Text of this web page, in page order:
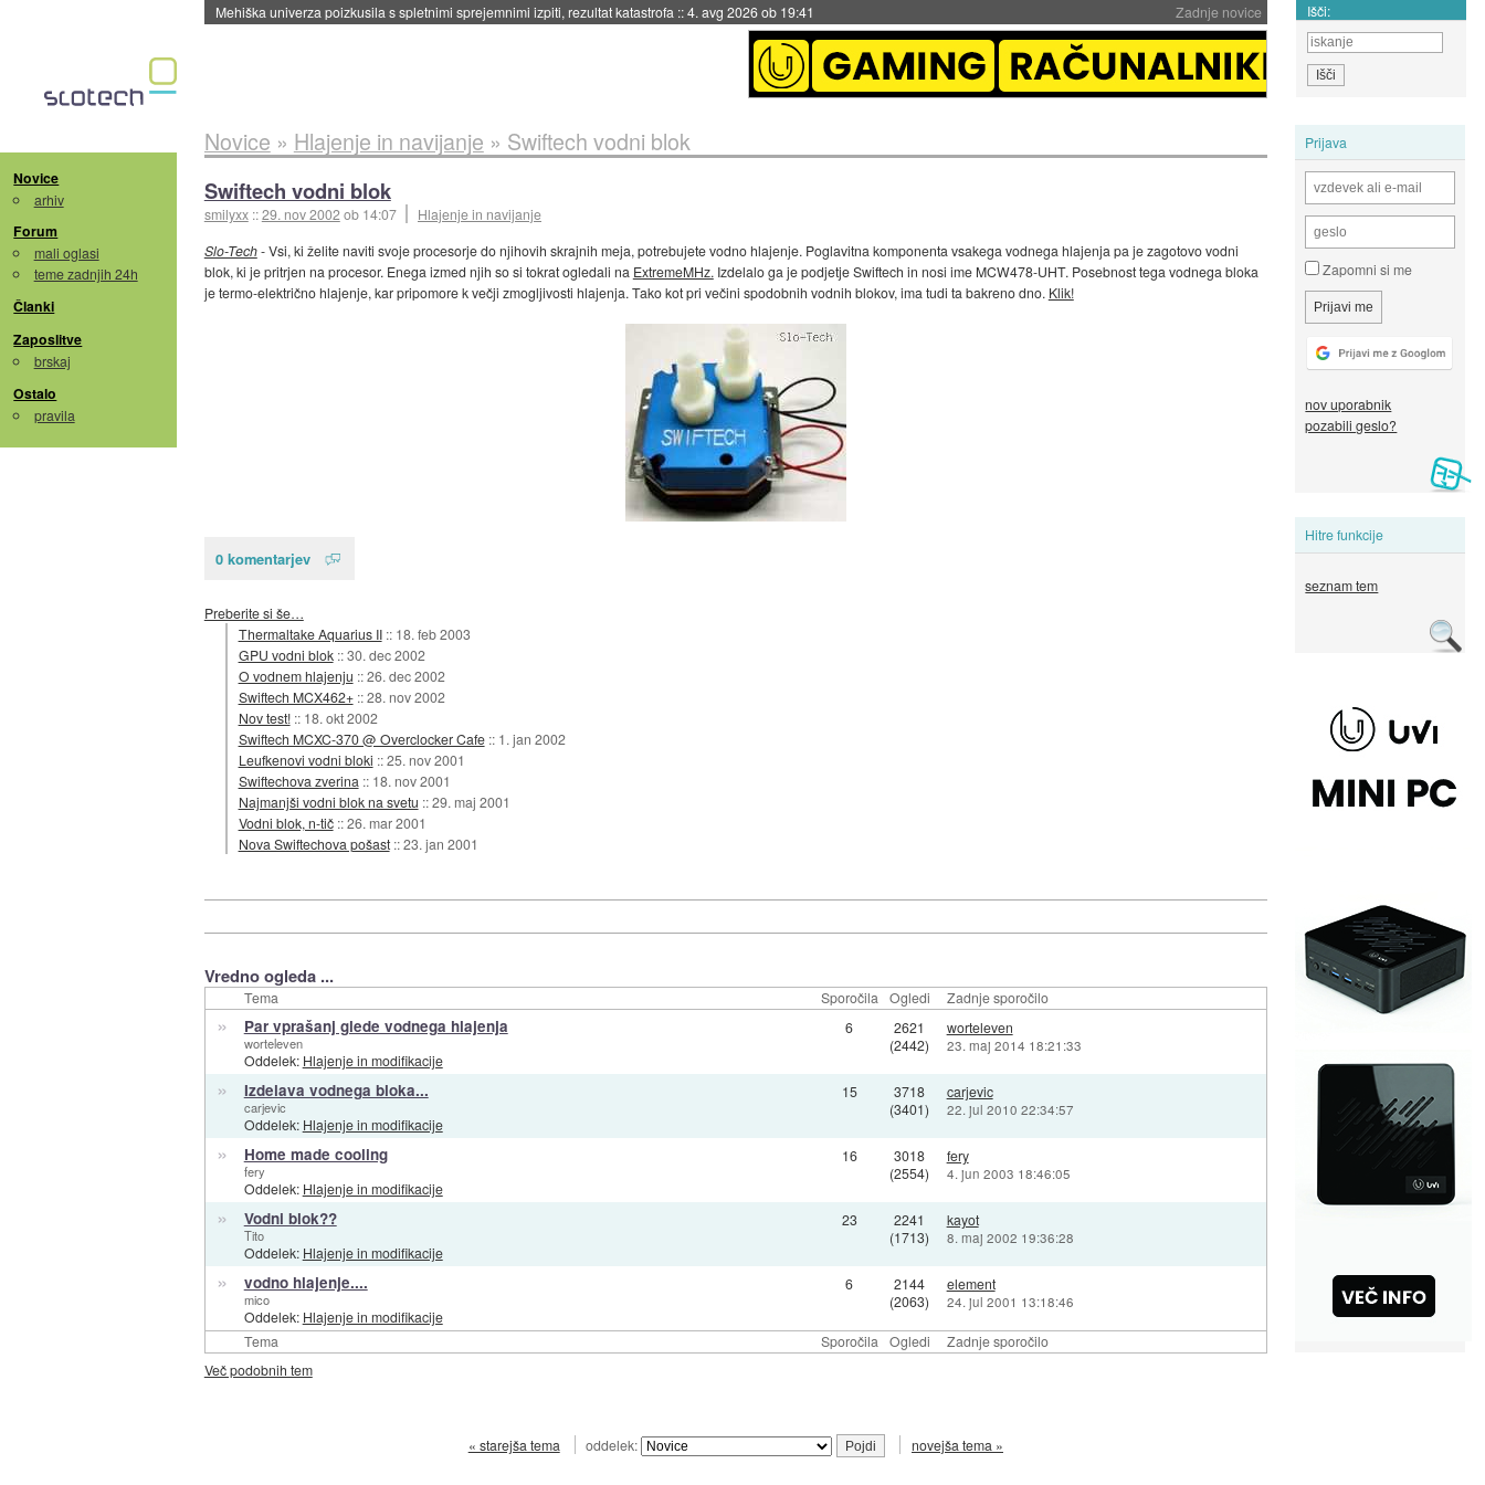
Zadnje novice
Mehiška univerza poizkusila s spletnimi sprejemnimi izpiti, rezultat katastrofa ::4. avg 2026 ob 19:41 Išči:
Novice
arhiv
Forum
mali oglasi
teme zadnjih 24h
Članki
Zaposlitve
brskaj
Ostalo
pravila
Prijava
Zapomni si me
nov uporabnik
pozabili geslo?
Hitre funkcije
seznam tem
Novice » Hlajenje in navijanje » Swiftech vodni blok
Swiftech vodni blok
smilyxx ::29. nov 2002ob 14:07
Hlajenje in navijanje
Slo-Tech- Vsi, ki želite naviti svoje procesorje do njihovih skrajnih meja, potrebujete vodno hlajenje. Poglavitna komponenta vsakega vodnega hlajenja pa je zagotovo vodni
blok, ki je pritrjen na procesor. Enega izmed njih so si tokrat ogledali na ExtremeMHz. Izdelalo ga je podjetje Swiftech in nosi ime MCW478-UHT. Posebnost tega vodnega bloka
je termo-električno hlajenje, kar pripomore k večji zmogljivosti hlajenja. Tako kot pri večini spodobnih vodnih blokov, ima tudi ta bakreno dno. Klik!
0 komentarjev
Preberite si še…
Thermaltake Aquarius II :: 18. feb 2003
GPU vodni blok ::30. dec 2002
O vodnem hlajenju ::26. dec 2002
Swiftech MCX462+ ::28. nov 2002
Nov test! :: 18. okt 2002
Swiftech MCXC-370 @ Overclocker Cafe :: 1. jan 2002
Leufkenovi vodni bloki ::25. nov 2001
Swiftechova zverina :: 18. nov 2001
Najmanjši vodni blok na svetu ::29. maj 2001
Vodni blok, n-tič ::26. mar 2001
Nova Swiftechova pošast ::23. jan 2001
Vredno ogleda ...
Tema Sporočila Ogledi Zadnje sporočilo
Tema Sporočila Ogledi Zadnje sporočilo
» Par vprašanj glede vodnega hlajenja
worteleven
Oddelek: Hlajenje in modifikacije
6
2621
(2442)
worteleven
23. maj 2014 18:21:33
» Izdelava vodnega bloka...
carjevic
Oddelek: Hlajenje in modifikacije
15
3718
(3401)
carjevic
22. jul 2010 22:34:57
» Home made cooling
fery
Oddelek: Hlajenje in modifikacije
16
3018
(2554)
fery
4. jun 2003 18:46:05
» Vodni blok??
Tito
Oddelek: Hlajenje in modifikacije
23
2241
(1713)
kayot
8. maj 2002 19:36:28
» vodno hlajenje....
mico
Oddelek: Hlajenje in modifikacije
6
2144
(2063)
element
24. jul 2001 13:18:46
Več podobnih tem
« starejša tema oddelek: novejša tema »